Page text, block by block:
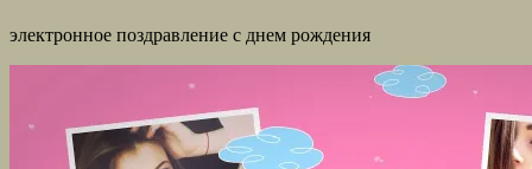
электронное поздравление с днем рождения